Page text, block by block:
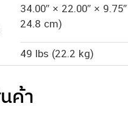
34.00″ × 22.00″ ×
24.8 cm)
49 lbs (22.2 kg)
ค้า